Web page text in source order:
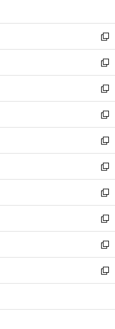
開
く
ウ
で
開
く
ン
ド
ウ
で
開
く
ウ
ィ
ン
ド
ウ
で
開
く
新
し
い
ウ
ィ
ン
ド
ウ
で
開
く
新
し
い
ウ
ィ
ン
ド
ウ
で
開
く
新
し
い
ウ
ィ
ン
ド
ウ
で
開
く
新
し
い
ウ
ィ
ン
ド
ウ
で
開
く
新
し
い
ウ
ィ
ン
ド
ウ
で
開
く
新
し
い
ウ
ィ
ン
ド
ウ
で
開
新
し
い
ウ
ィ
ン
ド
ウ
開
新
し
い
ウ
ィ
ン
ウ
新
し
い
ウ
ン
新
し
ウ